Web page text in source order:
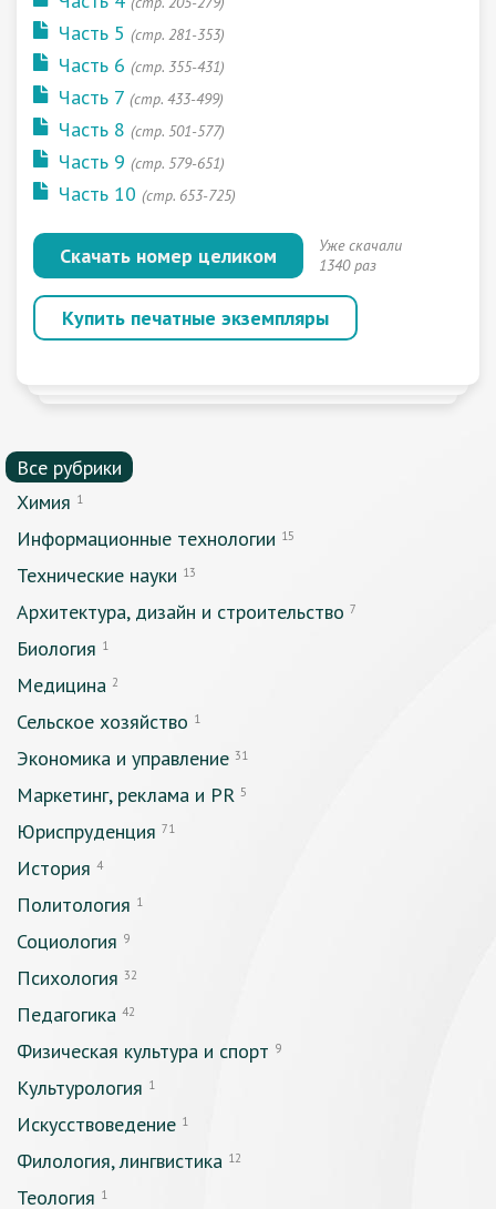
Часть 5 (стр. 281-353)
Часть 6 (стр. 355-431)
Часть 7 (стр. 433-499)
Часть 8 (стр. 501-577)
Часть 9 (стр. 579-651)
Часть 10 (стр. 653-725)
Скачать номер целиком
Уже скачали
1340 раз
Купить печатные экземпляры
Все рубрики
Химия 1
Информационные технологии 15
Технические науки 13
Архитектура, дизайн и строительство 7
Биология 1
Медицина 2
Сельское хозяйство 1
Экономика и управление 31
Маркетинг, реклама и PR 5
Юриспруденция 71
История 4
Политология 1
Социология 9
Психология 32
Педагогика 42
Физическая культура и спорт 9
Культурология 1
Искусствоведение 1
Филология, лингвистика 12
Теология 1